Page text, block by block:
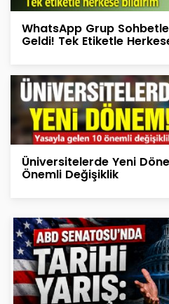
WhatsApp Grup
Geldi! Tek Etiketle
Üniversitelerde Yeni
Önemli Değişiklik